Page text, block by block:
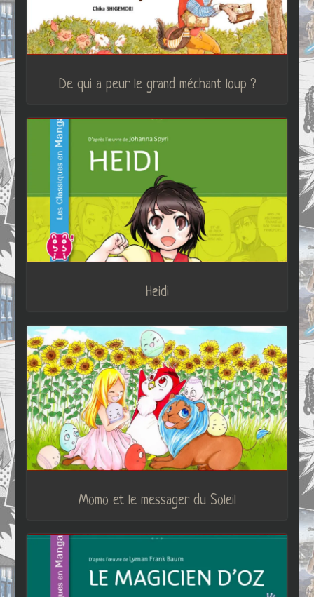
De qui a peur le grand méchant loup ?
Heidi
Momo et le messager du Soleil